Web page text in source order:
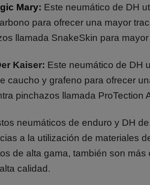
Mary: Este neumático de DH
para ofrecer una mayor
llamada SnakeSkin para
Kaiser: Este neumático de DH
caucho y grafeno para ofrecer
pinchazos llamada ProTection
neumáticos de enduro y DH
a la utilización de materiales
de alta gama, también son
calidad.